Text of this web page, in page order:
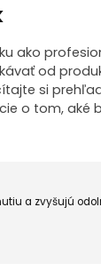
ako
od
si
o tom, aké
a zvyšujú